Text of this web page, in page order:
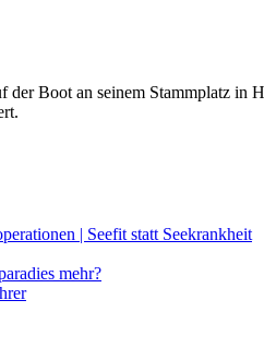
der Boot an seinem Stammplatz
| Seefit statt Seekrankheit
mehr?